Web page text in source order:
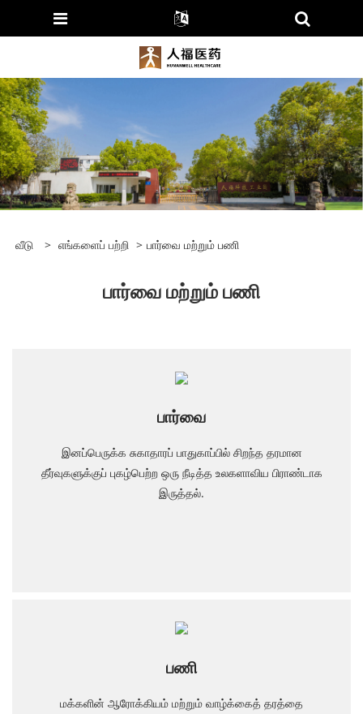
வீடு > எங்களைப் பற்றி > பார்வை மற்றும் பணி
பார்வை மற்றும் பணி
பார்வை
இனப்பெருக்க சுகாதாரப் பாதுகாப்பில் சிறந்த தரமான
தீர்வுகளுக்குப் புகழ்பெற்ற ஒரு நீடித்த உலகளாவிய பிராண்டாக
இருத்தல்.
பணி
மக்களின் ஆரோக்கியம் மற்றும் வாழ்க்கைத் தரத்தை